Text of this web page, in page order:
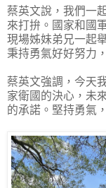
蔡英文說，我們一
來打拚。國家和國
現場姊妹弟兄一起
秉持勇氣好好努力
蔡英文強調，今天
家衛國的決心，未
的承諾。堅持勇氣